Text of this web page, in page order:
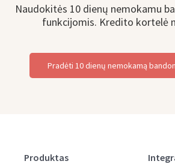
Naudokitės 10 dienų nemokamu
funkcijomis. Kredito kortelė
Pradėti 10 dienų nemokamą
Produktas